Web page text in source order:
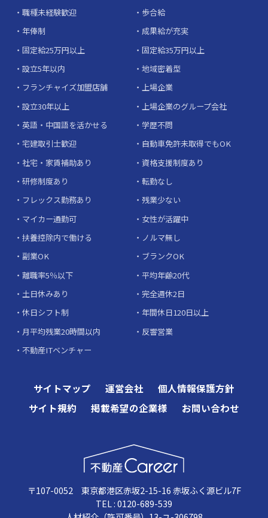
職種未経験歓迎
歩合給
年俸制
成果給が充実
固定給25万円以上
固定給35万円以上
設立5年以内
地域密着型
フランチャイズ加盟店舗
上場企業
設立30年以上
上場企業のグループ会社
英語・中国語を活かせる
学歴不問
宅建取引士歓迎
自動車免許未取得でもOK
社宅・家賃補助あり
資格支援制度あり
研修制度あり
転勤なし
フレックス勤務あり
残業少ない
マイカー通勤可
女性が活躍中
扶養控除内で働ける
ノルマ無し
副業OK
ブランクOK
離職率5％以下
平均年齢20代
土日休みあり
完全週休2日
休日シフト制
年間休日120日以上
月平均残業20時間以内
反響営業
不動産ITベンチャー
サイトマップ 運営会社
個人情報保護方針
サイト規約
掲載希望の企業様 お問い合わせ
〒107-0052 東京都港区赤坂2-15-16 赤坂ふく源ビル7F
TEL : 0120-689-539